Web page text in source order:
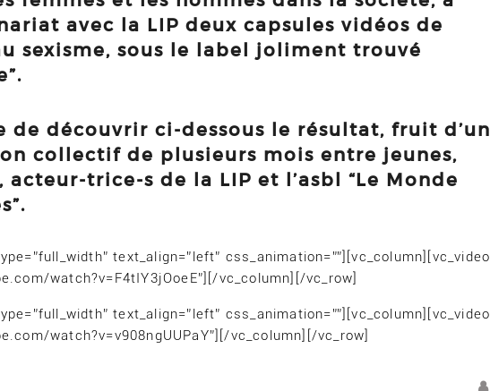
avec la LIP deux capsules vidéos de
sexisme, sous le label joliment trouvé
de découvrir ci-dessous le résultat, fruit d’un
collectif de plusieurs mois entre jeunes,
trice-s de la LIP et l’asbl “Le Monde
text_align=”left” css_animation=””][vc_column][vc_video
watch?v=F4tIY3jOoeE”][/vc_column][/vc_row]
text_align=”left” css_animation=””][vc_column][vc_video
watch?v=v908ngUUPaY”][/vc_column][/vc_row]